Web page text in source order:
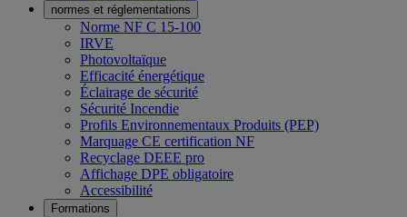
normes et réglementations
Norme NF C 15-100
IRVE
Photovoltaïque
Efficacité énergétique
Éclairage de sécurité
Sécurité Incendie
Profils Environnementaux Produits (PEP)
Marquage CE certification NF
Recyclage DEEE pro
Affichage DPE obligatoire
Accessibilité
Formations